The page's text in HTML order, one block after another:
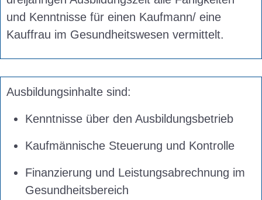
und Kenntnisse für einen Kaufmann/ eine
Kauffrau im Gesundheitswesen vermittelt.
Ausbildungsinhalte sind:
Kenntnisse über den Ausbildungsbetrieb
Kaufmännische Steuerung und Kontrolle
Finanzierung und Leistungsabrechnung im
Gesundheitsbereich